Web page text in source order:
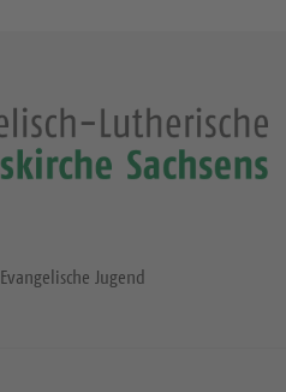
Evangelische Jugend